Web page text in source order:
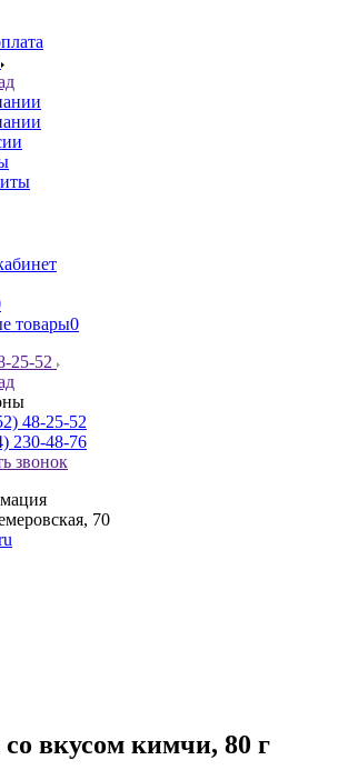
товары0
25-52
48-25-52
230-48-76
звонок
70
вкусом кимчи, 80 г